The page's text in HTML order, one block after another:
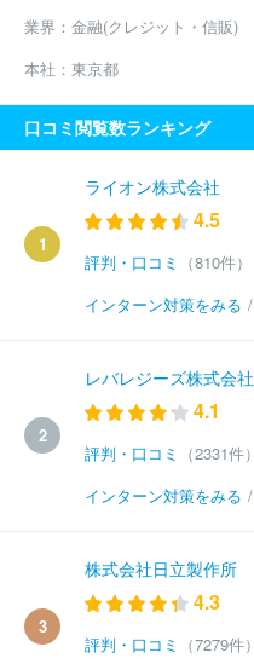
業界： 金融(クレジット・信販)
本社： 東京都
口コミ閲覧数ランキング
1
ライオン株式会社
4.5
評判・口コミ
（810件）
インターン対策をみる /
2
レバレジーズ株式会社
4.1
評判・口コミ
（2331件）
インターン対策をみる /
3
株式会社日立製作所
4.3
評判・口コミ
（7279件）